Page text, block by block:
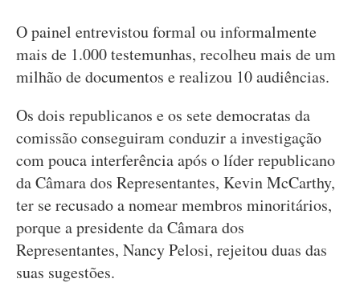
O painel entrevistou formal ou informalmente
mais de 1.000 testemunhas, recolheu mais de um
milhão de documentos e realizou 10 audiências.
Os dois republicanos e os sete democratas da
comissão conseguiram conduzir a investigação
com pouca interferência após o líder republicano
da Câmara dos Representantes, Kevin McCarthy,
ter se recusado a nomear membros minoritários,
porque a presidente da Câmara dos
Representantes, Nancy Pelosi, rejeitou duas das
suas sugestões.